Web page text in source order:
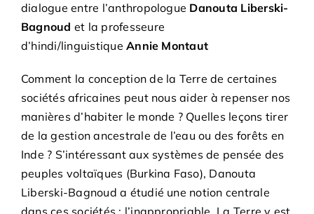
dialogue entre l’anthropologue Danouta Liberski-
Bagnoud et la professeure
d’hindi/linguistiqueAnnie Montaut
Comment la conception de la Terre de certaines
sociétés africaines peut nous aider à repenser nos
manières d’habiter le monde ? Quelles leçons tirer
de la gestion ancestrale de l’eau ou des forêts en
Inde ? S’intéressant aux systèmes de pensée des
peuples voltaïques (Burkina Faso), Danouta
Liberski-Bagnoud a étudié une notion centrale